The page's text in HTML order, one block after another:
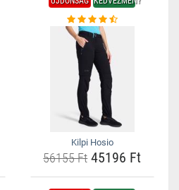
Kilpi Hosio
56155 Ft45196 Ft